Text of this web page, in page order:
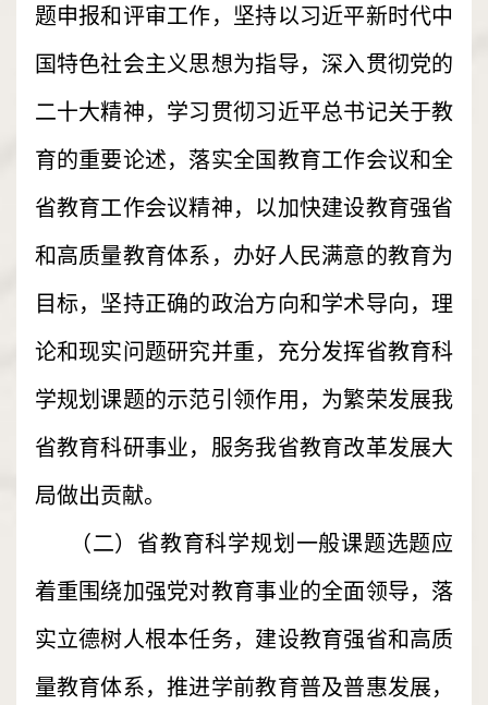
题申报和评审工作，坚持以习近平新时代中
国特色社会主义思想为指导，深入贯彻党的
二十大精神，学习贯彻习近平总书记关于教
育的重要论述，落实全国教育工作会议和全
省教育工作会议精神，以加快建设教育强省
和高质量教育体系，办好人民满意的教育为
目标，坚持正确的政治方向和学术导向，理
论和现实问题研究并重，充分发挥省教育科
学规划课题的示范引领作用，为繁荣发展我
省教育科研事业，服务我省教育改革发展大
局做出贡献。
（二）省教育科学规划一般课题选题应
着重围绕加强党对教育事业的全面领导，落
实立德树人根本任务，建设教育强省和高质
量教育体系，推进学前教育普及普惠发展，